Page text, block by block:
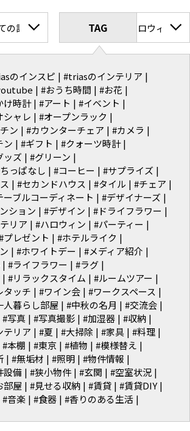
の記事 TAG #ハロウィン
のインスピ
#triasのインテリア
#おうち時間
#お花
け時計 #アート
#イベント
シャレ
#オープンラック
ン
#カウンターチェア
#カメラ
ン #ギフト
#クォーツ時計
ッズ
#グリーン
っぱなし
#コーヒー
#サプライズ
#セカンドハウス #タイル
#チェア
ーブルコーディネート
#デザイナーズ
ション
#デザイン
#ドライフラワー
リア
#ハロウィン
#パーティー
プレゼント
#ホテルライク
#ホワイトデー
#メディア紹介
#ライフラワー
#ラグ
#リラックスタイム
#ルームツアー
タッチ #ワイン会
#ワークスペース
人暮らし部屋 #中秋の名月
#交流会
#写真 #写真撮影 #加湿器
#収納
テリア #夏 #大掃除 #家具
#料理
#本棚 #東京 #植物
#模様替え
#無垢材 #照明
#物件情報
設備 #狭小物件 #玄関
#空室状況
部屋 #見せる収納 #賃貸
#賃貸DIY
#音楽 #食器 #香りのある生活